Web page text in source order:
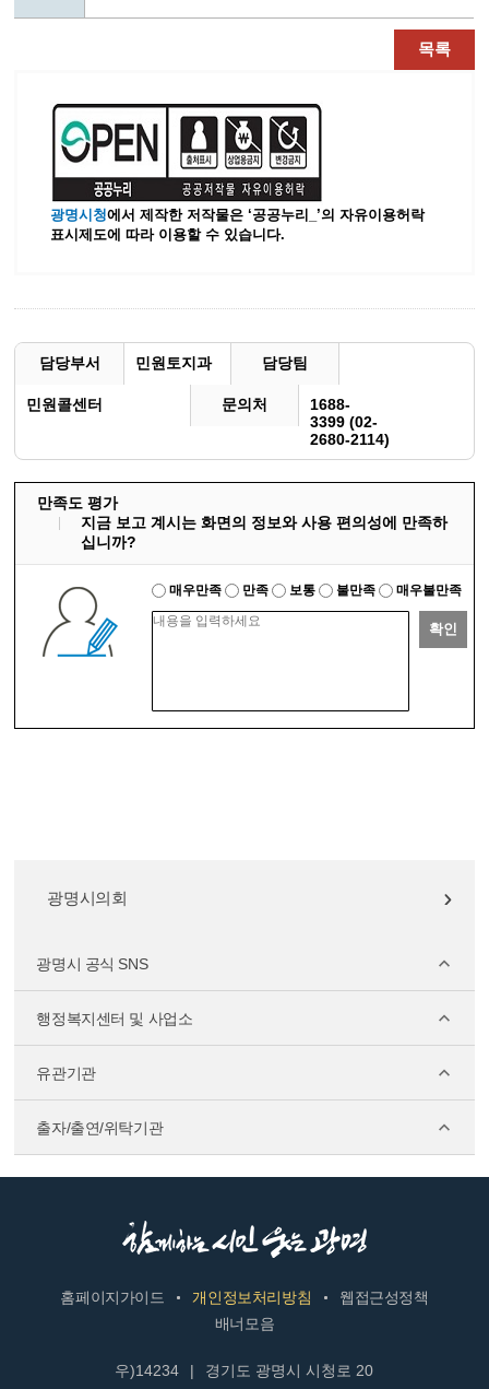
목록
광명시청에서 제작한 저작물은 ‘공공누리_’의 자유이용허락
표시제도에 따라 이용할 수 있습니다.
담당부서 민원토지과 담당팀
민원콜센터 문의처
1688-
3399 (02-
2680-2114)
만족도 평가
지금 보고 계시는 화면의 정보와 사용 편의성에 만족하
십니까?
매우만족 만족 보통 불만족 매우불만족
확인
광명시의회
광명시 공식 SNS
행정복지센터 및 사업소
유관기관
출자/출연/위탁기관
홈페이지가이드 개인정보처리방침
웹접근성정책
배너모음
우)14234 |
경기도 광명시 시청로 20